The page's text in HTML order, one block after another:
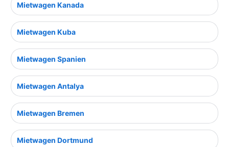
Mietwagen Kanada
Mietwagen Kuba
Mietwagen Spanien
Mietwagen Antalya
Mietwagen Bremen
Mietwagen Dortmund